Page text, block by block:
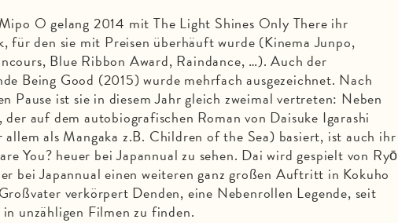
O gelang 2014 mit The Light Shines Only There ihr
für den sie mit Preisen überhäuft wurde (Kinema Junpo,
Blue Ribbon Award, Raindance, …). Auch der
Being Good (2015) wurde mehrfach ausgezeichnet. Nach
Pause ist sie in diesem Jahr gleich zweimal vertreten: Neben
der auf dem autobiografischen Roman von Daisuke Igarashi
allem als Mangaka z.B. Children of the Sea) basiert, ist auch ihr
You? heuer bei Japannual zu sehen. Dai wird gespielt von Ryō
bei Japannual einen weiteren ganz großen Auftritt in Kokuho
verkörpert Denden, eine Nebenrollen Legende, seit
unzähligen Filmen zu finden.